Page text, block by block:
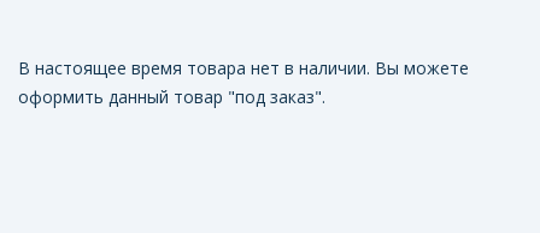
В настоящее время товара нет в наличии. Вы можете
оформить данный товар "под заказ".